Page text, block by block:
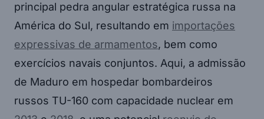
principal pedra angular estratégica russa na
América do Sul, resultando em importações
expressivas de armamentos, bem como
exercícios navais conjuntos. Aqui, a admissão
de Maduro em hospedar bombardeiros
russos TU-160 com capacidade nuclear em